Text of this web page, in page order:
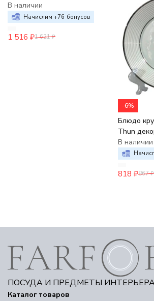
В наличии
Начислим +76 бонусов
1 516 ₽1 621 ₽
-6%
Блюдо
Thun
В наличии
818 ₽867 ₽
ПОСУДА И ПРЕДМЕТЫ
Каталог товаров